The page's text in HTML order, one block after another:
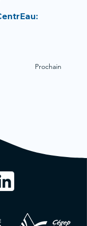
Prochain